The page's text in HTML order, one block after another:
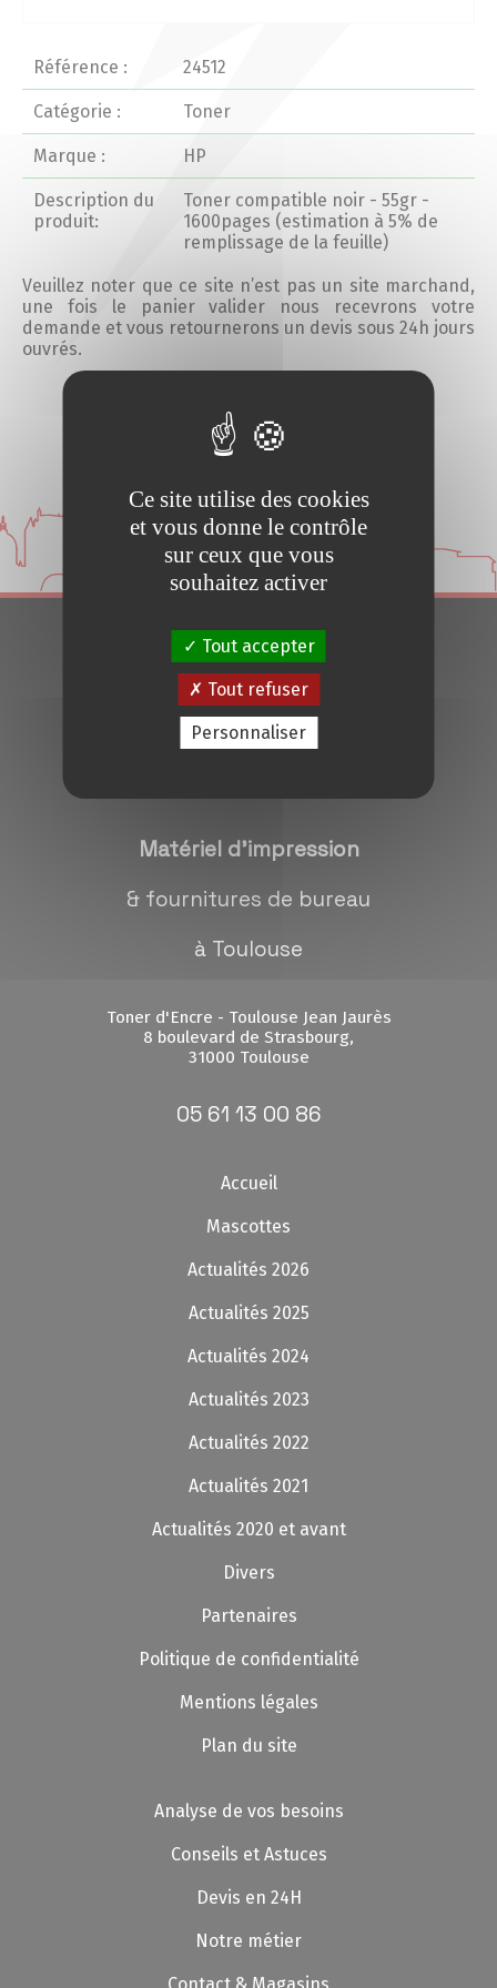
Professionnels
Particuliers
Catalogue
Analyse des besoins
Conseils et Astuces
Devis en 24H
Notre métier
Contact/magasins
Référence : 24512
Catégorie : Toner
Marque : HP
Description du
produit:
Toner compatible noir - 55gr -
1600pages (estimation à 5% de
remplissage de la feuille)
Veuillez noter que ce site n’est pas un site marchand,
une fois le panier valider nous recevrons votre
demande et vous retournerons un devis sous 24h jours
ouvrés.
Matériel d'impression
& fournitures de bureau
à Toulouse
Toner d'Encre - Toulouse Jean Jaurès
8 boulevard de Strasbourg,
31000 Toulouse
05 61 13 00 86
Accueil
Mascottes
Actualités 2026
Actualités 2025
Actualités 2024
Actualités 2023
Actualités 2022
Actualités 2021
Actualités 2020 et avant
Divers
Partenaires
Politique de confidentialité
Mentions légales
Plan du site
Analyse de vos besoins
Conseils et Astuces
Devis en 24H
Notre métier
Contact & Magasins
Ce site utilise des cookies
et vous donne le contrôle
sur ceux que vous
souhaitez activer
Tout accepter
Tout refuser
Personnaliser